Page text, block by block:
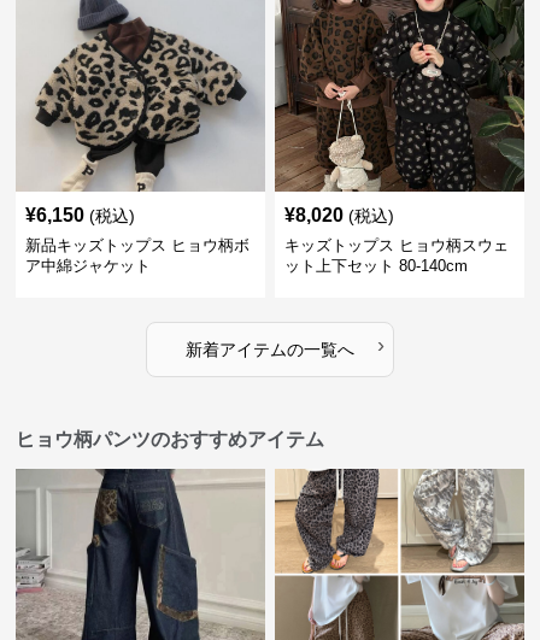
¥6,150 (税込)
新品キッズトップス ヒョウ柄ボ
ア中綿ジャケット
¥8,020 (税込)
キッズトップス ヒョウ柄スウェ
ット上下セット 80-140cm
新着アイテムの一覧へ ›
ヒョウ柄パンツのおすすめアイテム